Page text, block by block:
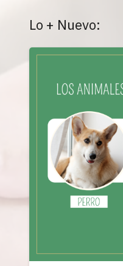
Lo + Nuevo: